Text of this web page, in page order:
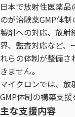
日本で放射性医薬
のが治験薬GMP体
製剤への対応、放
界、監査対応など、
れらの体制が整備さ
きません。
マイクロンでは、放
GMP体制の構築支援
主な支援内容